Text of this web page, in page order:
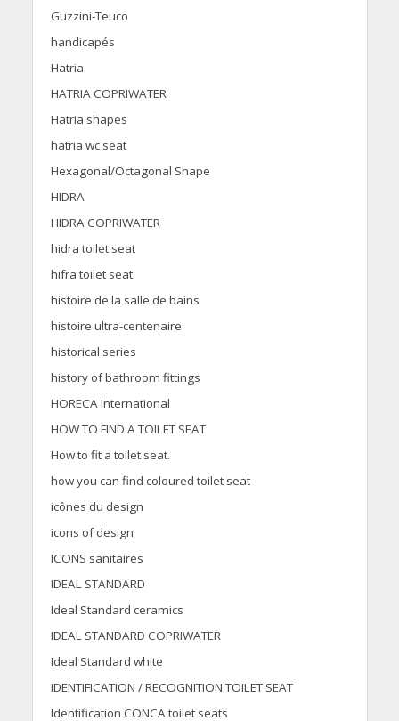
Guzzini-Teuco
handicapés
Hatria
HATRIA COPRIWATER
Hatria shapes
hatria wc seat
Hexagonal/Octagonal Shape
HIDRA
HIDRA COPRIWATER
hidra toilet seat
hifra toilet seat
histoire de la salle de bains
histoire ultra-centenaire
historical series
history of bathroom fittings
HORECA International
HOW TO FIND A TOILET SEAT
How to fit a toilet seat.
how you can find coloured toilet seat
icônes du design
icons of design
ICONS sanitaires
IDEAL STANDARD
Ideal Standard ceramics
IDEAL STANDARD COPRIWATER
Ideal Standard white
IDENTIFICATION / RECOGNITION TOILET SEAT
Identification CONCA toilet seats